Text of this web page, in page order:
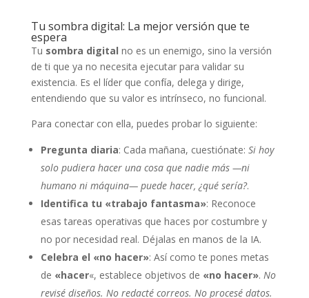
Tu sombra digital: La mejor versión que te
espera
Tu sombra digital no es un enemigo, sino la versión
de ti que ya no necesita ejecutar para validar su
existencia. Es el líder que confía, delega y dirige,
entendiendo que su valor es intrínseco, no funcional.
Para conectar con ella, puedes probar lo siguiente:
Pregunta diaria: Cada mañana, cuestiónate: Si hoy
solo pudiera hacer una cosa que nadie más —ni
humano ni máquina— puede hacer, ¿qué sería?.
Identifica tu «trabajo fantasma»: Reconoce
esas tareas operativas que haces por costumbre y
no por necesidad real. Déjalas en manos de la IA.
Celebra el «no hacer»: Así como te pones metas
de «hacer«, establece objetivos de «no hacer». No
revisé diseños. No redacté correos. No procesé datos.